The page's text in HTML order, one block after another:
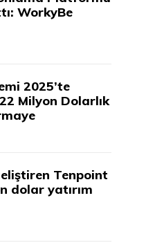
WorkyBe
2025’te
Milyon Dolarlık
Tenpoint
dolar yatırım